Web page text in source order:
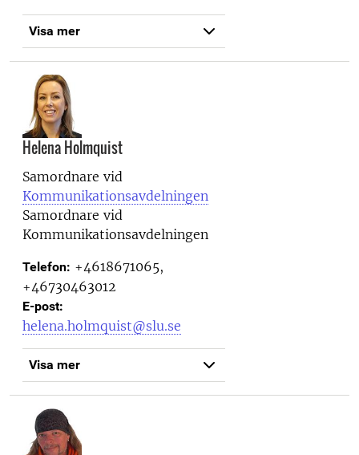
Visa mer
Helena Holmquist
Samordnare vid
Kommunikationsavdelningen
Samordnare vid
Kommunikationsavdelningen
Telefon: +4618671065,
+46730463012
E-post:
helena.holmquist@slu.se
Visa mer